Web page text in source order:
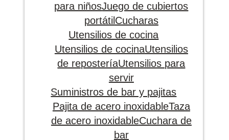
para niñosJuego de cubiertos
portátil Cucharas
Utensilios de cocina
Utensilios de cocinaUtensilios
de reposteríaUtensilios para
servir
Suministros de bar y pajitas
Pajita de acero inoxidableTaza
de acero inoxidableCuchara de
bar